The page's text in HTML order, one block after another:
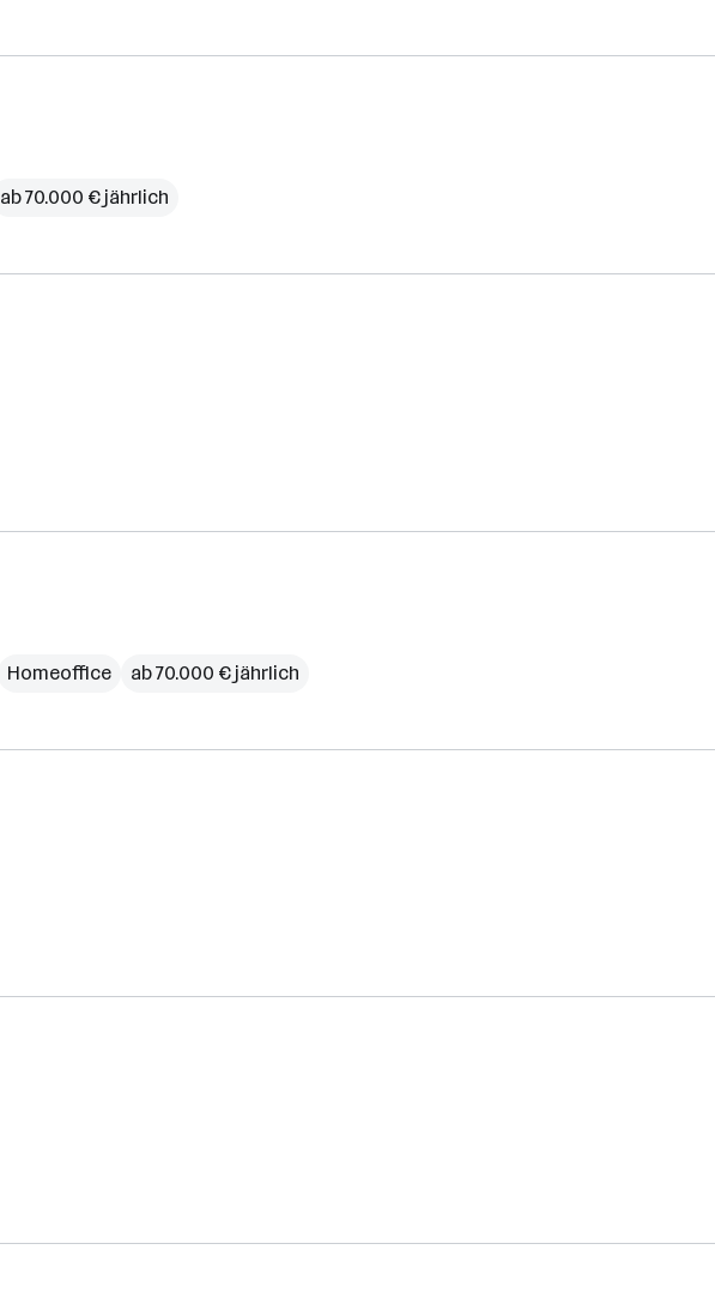
ab 70.000 € jährlich
Homeoffice ab 70.000 € jährlich